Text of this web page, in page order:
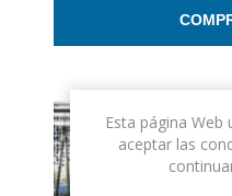
Esta página Web
aceptar las